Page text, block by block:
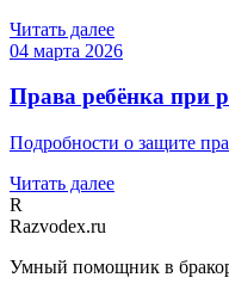
Читать далее
04 марта 2026
Права ребёнка при
Подробности о защите
Читать далее
R
Razvodex.ru
Умный помощник в